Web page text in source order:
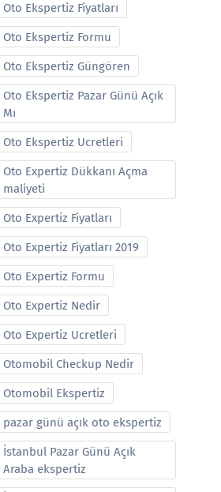
Oto Ekspertiz Fiyatları
Oto Ekspertiz Formu
Oto Ekspertiz Güngören
Oto Ekspertiz Pazar Günü Açık
Mı
Oto Ekspertiz Ucretleri
Oto Expertiz Dükkanı Açma
maliyeti
Oto Expertiz Fiyatları
Oto Expertiz Fiyatları 2019
Oto Expertiz Formu
Oto Expertiz Nedir
Oto Expertiz Ucretleri
Otomobil Checkup Nedir
Otomobil Ekspertiz
pazar günü açık oto ekspertiz
İstanbul Pazar Günü Açık
Araba ekspertiz